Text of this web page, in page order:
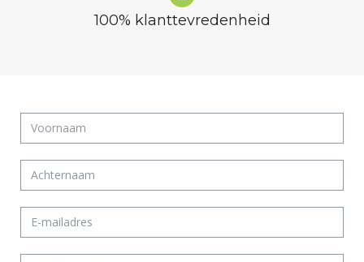
100% klanttevredenheid